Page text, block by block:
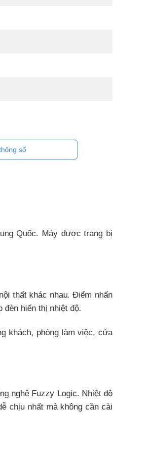
số
Quốc. Máy được trang bị
thất khác nhau. Điểm nhấn
hiển thị nhiệt độ.
khách, phòng làm việc, cửa
nghệ Fuzzy Logic. Nhiệt độ
chịu nhất mà không cần cài